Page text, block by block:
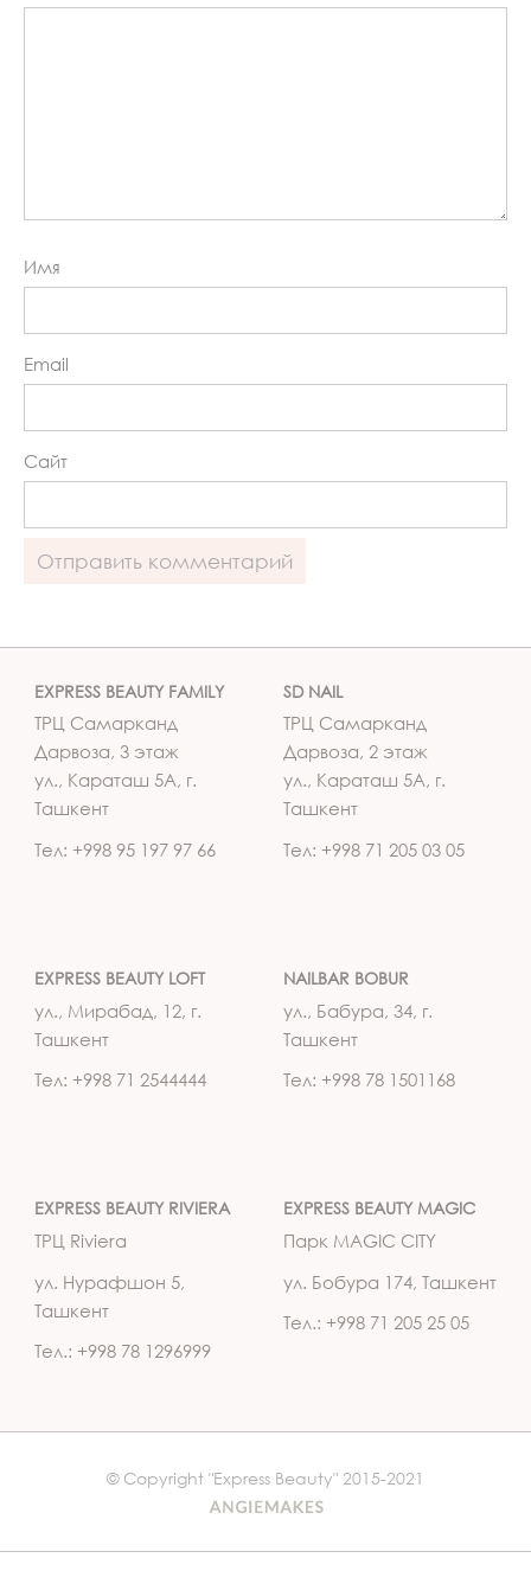
Имя
Email
Сайт
EXPRESS BEAUTY FAMILY
ТРЦ Самарканд
Дарвоза, 3 этаж
ул., Караташ 5А, г.
Ташкент
Тел: +998 95 197 97 66
SD NAIL
ТРЦ Самарканд
Дарвоза, 2 этаж
ул., Караташ 5А, г.
Ташкент
Тел: +998 71 205 03 05
EXPRESS BEAUTY LOFT
ул., Мирабад, 12, г.
Ташкент
Тел: +998 71 2544444
NAILBAR BOBUR
ул., Бабура, 34, г.
Ташкент
Тел: +998 78 1501168
EXPRESS BEAUTY RIVIERA
ТРЦ Riviera
ул. Нурафшон 5,
Ташкент
Тел.: +998 78 1296999
EXPRESS BEAUTY MAGIC
Парк MAGIC CITY
ул. Бобура 174, Ташкент
Тел.: +998 71 205 25 05
© Copyright "Express Beauty" 2015-2021